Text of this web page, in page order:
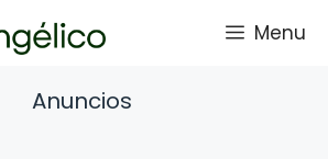
Menu
Anuncios